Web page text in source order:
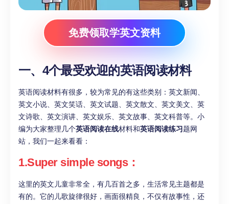
免费领取学英文资料
一、 4个最受欢迎的英语阅读材料
英语阅读材料有很多，较为常见的有这些类别：英文新闻、
英文小说、英文笑话、英文试题、英文散文、英文美文、英
文诗歌、英文演讲、英文娱乐、英文故事、英文科普等。小
编为大家整理几个英语阅读在线材料和英语阅读练习题网
站，我们一起来看看：
1.Super simple songs：
这里的英文儿童非常全，有几百首之多，生活常见主题都是
有的。它的儿歌旋律很好，画面很精良，不仅有故事性，还